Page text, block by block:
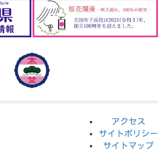
アクセス
サイトポリシー
サイトマップ